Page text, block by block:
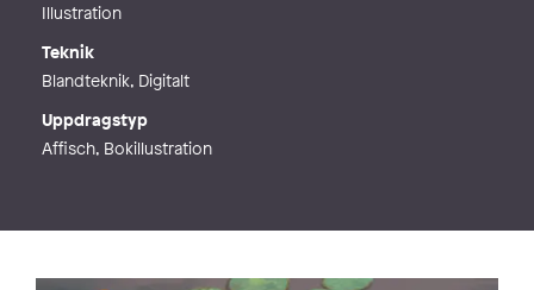
Illustration
Teknik
Blandteknik, Digitalt
Uppdragstyp
Affisch, Bokillustration